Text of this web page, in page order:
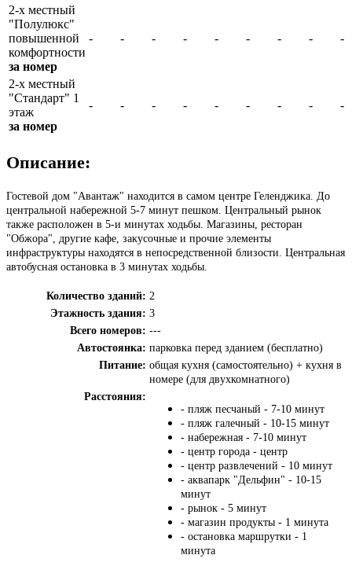
2-х местный
"Полулюкс"
повышенной
комфортности
за номер
- - - - - - - - -
2-х местный
"Стандарт" 1
этаж
за номер
- - - - - - - - -
Описание:
Гостевой дом "Авантаж" находится в самом центре Геленджика. До
центральной набережной 5-7 минут пешком. Центральный рынок
также расположен в 5-и минутах ходьбы. Магазины, ресторан
"Обжора", другие кафе, закусочные и прочие элементы
инфраструктуры находятся в непосредственной близости. Центральная
автобусная остановка в 3 минутах ходьбы.
Количество зданий: 2
Этажность здания: 3
Всего номеров: ---
Автостоянка: парковка перед зданием (бесплатно)
Питание: общая кухня (самостоятельно) + кухня в
номере (для двухкомнатного)
Расстояния:
- пляж песчаный - 7-10 минут
- пляж галечный - 10-15 минут
- набережная - 7-10 минут
- центр города - центр
- центр развлечений - 10 минут
- аквапарк "Дельфин" - 10-15
минут
- рынок - 5 минут
- магазин продукты - 1 минута
- остановка маршрутки - 1
минута